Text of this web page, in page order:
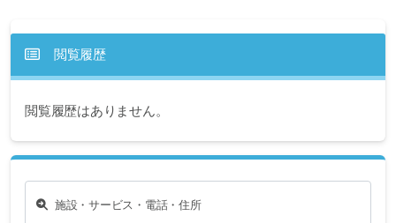
閲覧履歴
閲覧履歴はありません。
施設・サービス・電話・住所